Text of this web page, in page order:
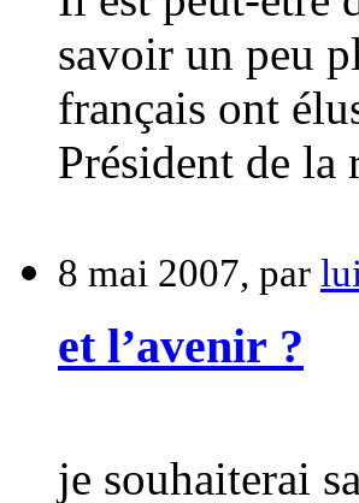
savoir un peu
français ont
Président de
8 mai 2007, par
et l’avenir ?
je souhaiterai